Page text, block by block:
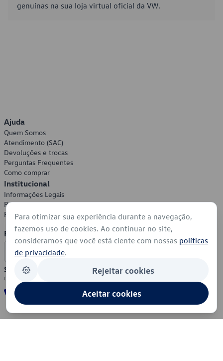
genuínas na sua loja virtual oficial da VW.
Ajuda
Quem Somos
Atendimento (SAC)
Devoluções e trocas
Perguntas Frequentes
Como comprar
Institucional
Informações Legais
Política de Privacidade
Política de Cookies
Formas de Pagamento
Segurança
Para otimizar sua experiência durante a navegação,
fazemos uso de cookies. Ao continuar no site,
consideramos que você está ciente com nossas políticas
de privacidade.
Rejeitar cookies
Aceitar cookies